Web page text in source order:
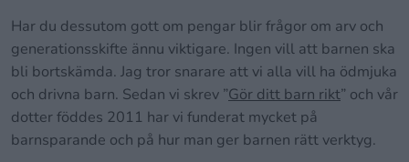
Har du dessutom gott om pengar blir frågor om arv och
generationsskifte ännu viktigare. Ingen vill att barnen ska
bli bortskämda. Jag tror snarare att vi alla vill ha ödmjuka
och drivna barn. Sedan vi skrev ”Gör ditt barn rikt” och vår
dotter föddes 2011 har vi funderat mycket på
barnsparande och på hur man ger barnen rätt verktyg.